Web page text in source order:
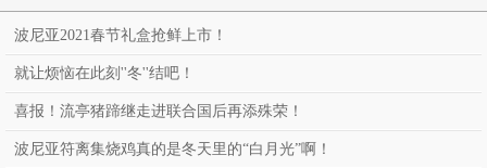
波尼亚2021春节礼盒抢鲜上市！
就让烦恼在此刻''冬''结吧！
喜报！流亭猪蹄继走进联合国后再添殊荣！
波尼亚符离集烧鸡真的是冬天里的“白月光”啊！